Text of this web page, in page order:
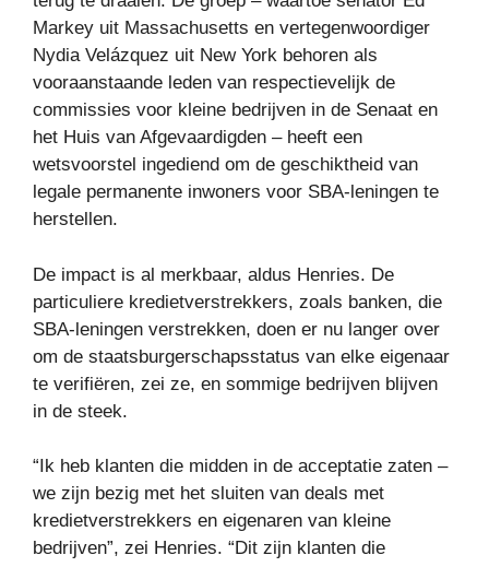
Markey uit Massachusetts en vertegenwoordiger
Nydia Velázquez uit New York behoren als
vooraanstaande leden van respectievelijk de
commissies voor kleine bedrijven in de Senaat en
het Huis van Afgevaardigden – heeft een
wetsvoorstel ingediend om de geschiktheid van
legale permanente inwoners voor SBA-leningen te
herstellen.
De impact is al merkbaar, aldus Henries. De
particuliere kredietverstrekkers, zoals banken, die
SBA-leningen verstrekken, doen er nu langer over
om de staatsburgerschapsstatus van elke eigenaar
te verifiëren, zei ze, en sommige bedrijven blijven
in de steek.
“Ik heb klanten die midden in de acceptatie zaten –
we zijn bezig met het sluiten van deals met
kredietverstrekkers en eigenaren van kleine
bedrijven”, zei Henries. “Dit zijn klanten die